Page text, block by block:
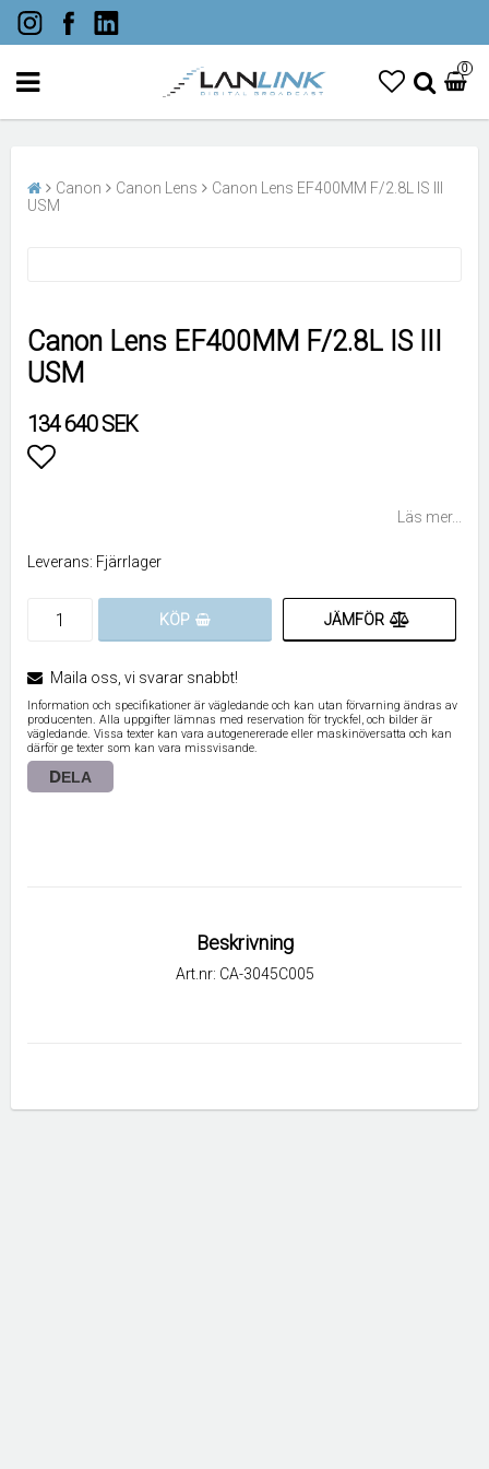
0
Canon Canon Lens
Canon Lens EF400MM F/2.8L IS III
USM
Canon Lens EF400MM F/2.8L IS III
USM
134 640 SEK
Läs mer...
Leverans: Fjärrlager
KÖP JÄMFÖR
Maila oss, vi svarar snabbt!
Information och specifikationer är vägledande och kan utan förvarning ändras av
producenten. Alla uppgifter lämnas med reservation för tryckfel, och bilder är
vägledande. Vissa texter kan vara autogenererade eller maskinöversatta och kan
därför ge texter som kan vara missvisande.
DELA
Beskrivning
Art.nr: CA-3045C005